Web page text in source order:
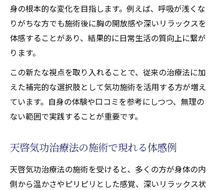
身の根本的な変化を目指します。例えば、呼吸が浅くな
りがちな方でも施術後に胸の開放感や深いリラックスを
体感することがあり、結果的に日常生活の質向上に繋が
ります。
この新たな視点を取り入れることで、従来の治療法に加
えた補完的な選択肢として気功施術を活用する方が増え
ています。自身の体験や口コミを参考にしつつ、無理の
ない範囲で実践することが重要です。
天啓気功治療法の施術で現れる体感例
天啓気功治療法の施術を受けると、多くの方が身体の内
側から温かさやピリピリとした感覚、深いリラックス状